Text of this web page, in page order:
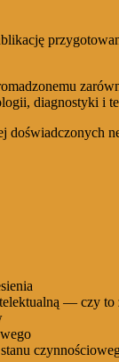
diagnostyki i
— czy to